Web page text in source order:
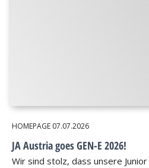
HOMEPAGE 07.07.2026
JA Austria goes GEN-E 2026!
Wir sind stolz, dass unsere